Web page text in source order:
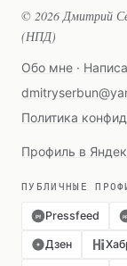
© 2026 Дмитрий
(НПД)
Обо мне ·
Политика
Профиль в
ПУБЛИЧНЫЕ
Pf Pressfeed
Дзен